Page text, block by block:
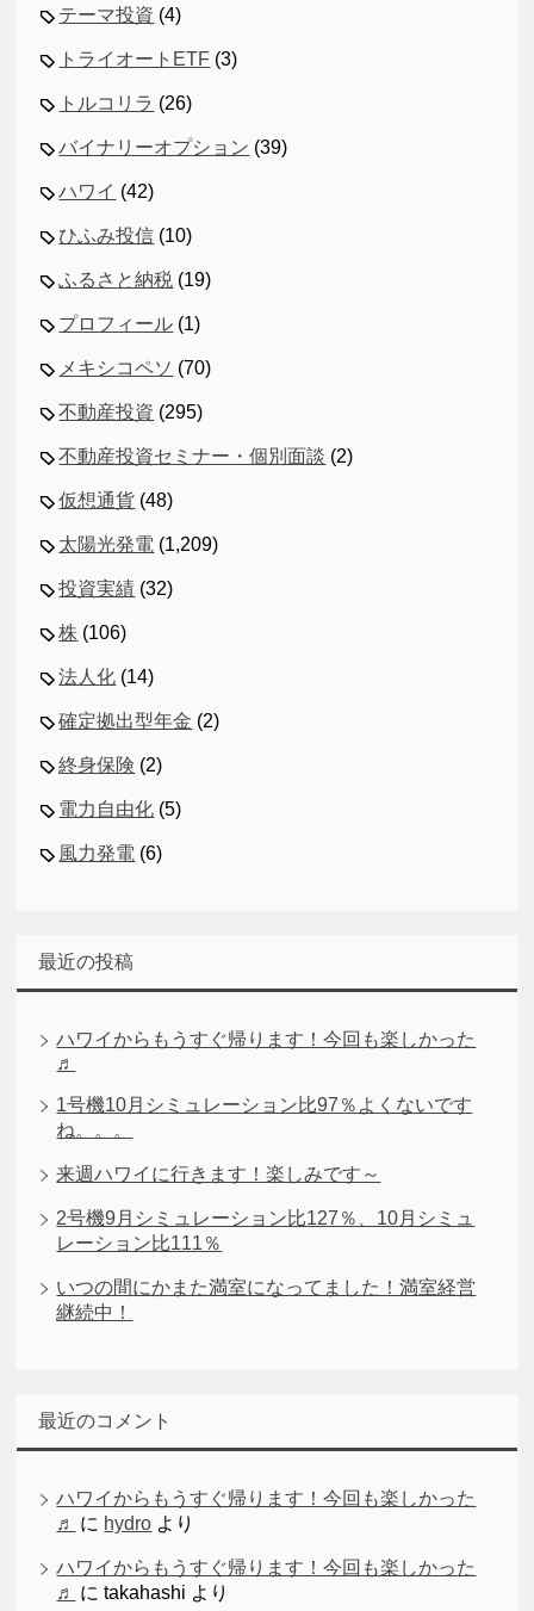
テーマ投資 (4)
トライオートETF (3)
トルコリラ (26)
バイナリーオプション (39)
ハワイ (42)
ひふみ投信 (10)
ふるさと納税 (19)
プロフィール (1)
メキシコペソ (70)
不動産投資 (295)
不動産投資セミナー・個別面談 (2)
仮想通貨 (48)
太陽光発電 (1,209)
投資実績 (32)
株 (106)
法人化 (14)
確定拠出型年金 (2)
終身保険 (2)
電力自由化 (5)
風力発電 (6)
最近の投稿
ハワイからもうすぐ帰ります！今回も楽しかった
♬
1号機10月シミュレーション比97％よくないです
ね。。。
来週ハワイに行きます！楽しみです～
2号機9月シミュレーション比127％、10月シミュ
レーション比111％
いつの間にかまた満室になってました！満室経営
継続中！
最近のコメント
ハワイからもうすぐ帰ります！今回も楽しかった
♬
に hydro より
ハワイからもうすぐ帰ります！今回も楽しかった
♬
にtakahashi より